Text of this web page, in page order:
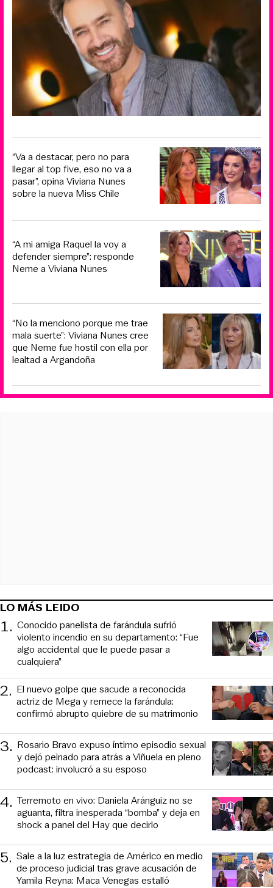
“Va a destacar, pero no para
llegar al top five, eso no va a
pasar”, opina Viviana Nunes
sobre la nueva Miss Chile
“A mi amiga Raquel la voy a
defender siempre”: responde
Neme a Viviana Nunes
“No la menciono porque me trae
mala suerte”: Viviana Nunes cree
que Neme fue hostil con ella por
lealtad a Argandoña
LO MÁS LEIDO
1. Conocido panelista de farándula sufrió
violento incendio en su departamento: “Fue
algo accidental que le puede pasar a
cualquiera”
2. El nuevo golpe que sacude a reconocida
actriz de Mega y remece la farándula:
confirmó abrupto quiebre de su matrimonio
3. Rosario Bravo expuso íntimo episodio sexual
y dejó peinado para atrás a Viñuela en pleno
podcast: involucró a su esposo
4. Terremoto en vivo: Daniela Aránguiz no se
aguanta, filtra inesperada “bomba” y deja en
shock a panel del Hay que decirlo
5. Sale a la luz estrategia de Américo en medio
de proceso judicial tras grave acusación de
Yamila Reyna: Maca Venegas estalló